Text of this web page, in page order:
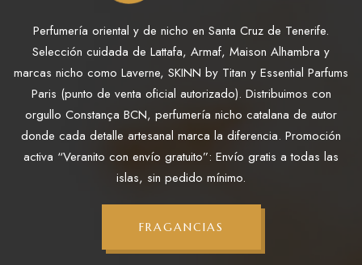
Perfumería oriental y de nicho en Santa Cruz de Tenerife.
Selección cuidada de Lattafa, Armaf, Maison Alhambra y
marcas nicho como Laverne, SKINN by Titan y Essential Parfums
Paris (punto de venta oficial autorizado). Distribuimos con
orgullo Constança BCN, perfumería nicho catalana de autor
donde cada detalle artesanal marca la diferencia. Promoción
activa “Veranito con envío gratuito”: Envío gratis a todas las
islas, sin pedido mínimo.
FRAGANCIAS